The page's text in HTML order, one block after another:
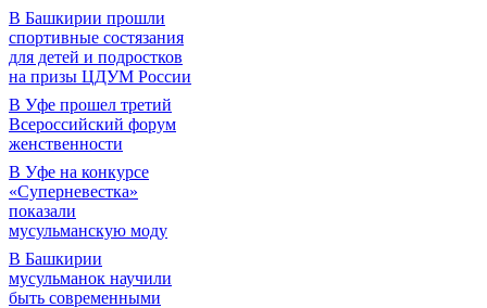
В Башкирии прошли
спортивные состязания
для детей и подростков
на призы ЦДУМ России
В Уфе прошел третий
Всероссийский форум
женственности
В Уфе на конкурсе
«Суперневестка»
показали
мусульманскую моду
В Башкирии
мусульманок научили
быть современными